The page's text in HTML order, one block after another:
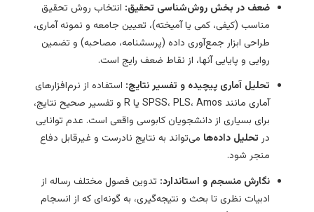
ضعف در بخش روش‌شناسی تحقیق:انتخاب روش تحقیق
مناسب (کیفی، کمی یا آمیخته)، تعیین جامعه و نمونه آماری،
طراحی ابزار جمع‌آوری داده (پرسشنامه، مصاحبه) و تضمین
روایی و پایایی آنها، از نقاط ضعف رایج است.
تحلیل آماری پیچیده و تفسیر نتایج:استفاده از نرم‌افزارهای
آماری مانند SPSS، PLS، Amos یا R و تفسیر صحیح نتایج،
برای بسیاری از دانشجویان کابوسی واقعی است. عدم توانایی
تحلیل داده‌هامی‌تواند به نتایج نادرست و غیرقابل دفاع
منجر شود.
نگارش منسجم و استاندارد:تدوین فصول مختلف رساله از
ادبیات نظری تا بحث و نتیجه‌گیری، به گونه‌ای که از انسجام